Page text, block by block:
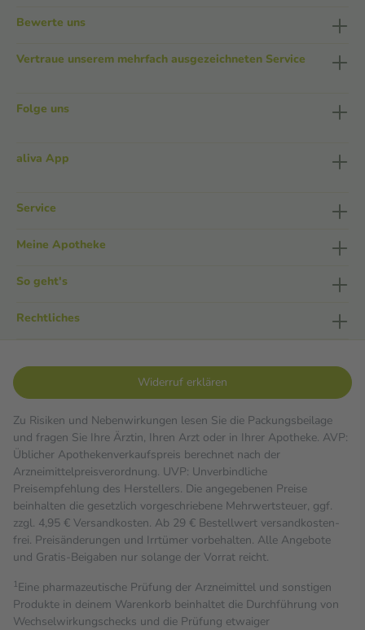
Bewerte uns
Vertraue unserem mehrfach ausgezeichneten Service
Folge uns
aliva App
Service
Meine Apotheke
So geht's
Rechtliches
Widerruf erklären
Zu Risiken und Nebenwirkungen lesen Sie die Packungsbeilage
und fragen Sie Ihre Ärztin, Ihren Arzt oder in Ihrer Apotheke. AVP:
Üblicher Apothekenverkaufspreis berechnet nach der
Arzneimittelpreisverordnung. UVP: Unverbindliche
Preisempfehlung des Herstellers. Die angegebenen Preise
beinhalten die gesetzlich vorgeschriebene Mehrwertsteuer, ggf.
zzgl. 4,95 € Versandkosten. Ab 29 € Bestell­wert versand­kosten­
frei. Preisänderungen und Irrtümer vorbehalten. Alle Angebote
und Gratis-Beigaben nur solange der Vorrat reicht.
1Eine pharmazeutische Prüfung der Arzneimittel und sonstigen
Produkte in deinem Warenkorb beinhaltet die Durchführung von
Wechselwirkungschecks und die Prüfung etwaiger